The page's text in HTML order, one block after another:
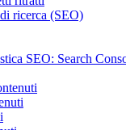
ricerca (SEO)
SEO: Search